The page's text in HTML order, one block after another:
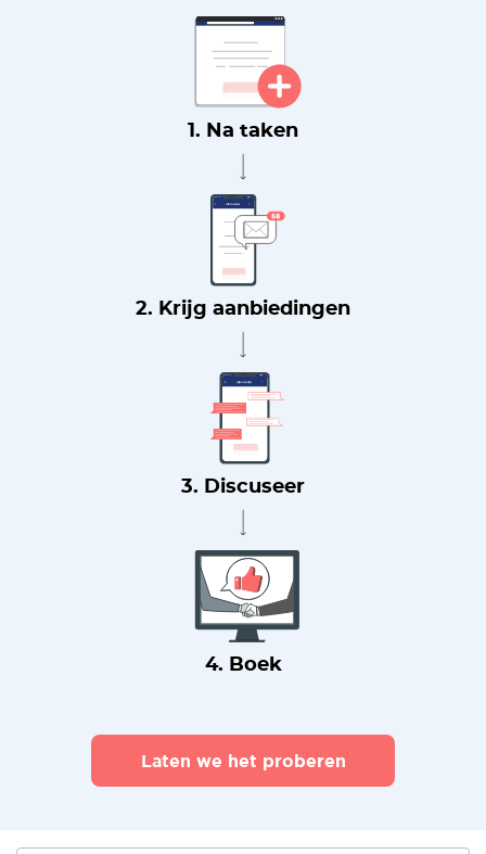
1. Na taken
2. Krijg aanbiedingen
3. Discuseer
4. Boek
Laten we het proberen